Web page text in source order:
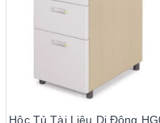
Hộc Tủ Tài Liệu Di Động